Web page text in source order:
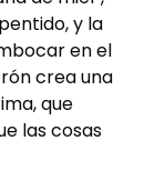
y la
en el
crea una
que
las cosas